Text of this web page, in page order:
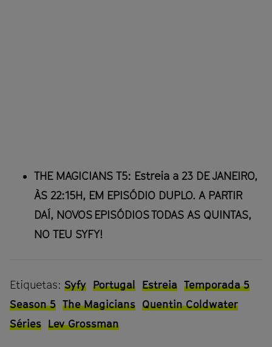
THE MAGICIANS T5: Estreia a 23 DE JANEIRO,
ÀS 22:15H, EM EPISÓDIO DUPLO. A PARTIR
DAÍ, NOVOS EPISÓDIOS TODAS AS QUINTAS,
NO TEU SYFY!
Etiquetas: Syfy Portugal Estreia Temporada 5
Season 5 The Magicians Quentin Coldwater
Séries Lev Grossman